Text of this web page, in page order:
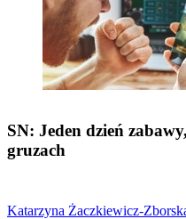
SN: Jeden dzień
gruzach
Katarzyna Żaczkiewicz-